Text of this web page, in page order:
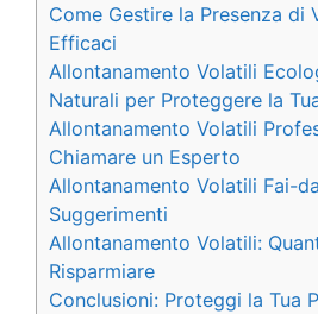
Come Gestire la Presenza di
Efficaci
Allontanamento Volatili
Naturali per Proteggere la
Allontanamento Volatili
Chiamare un Esperto
Allontanamento Volatili Fai-
Suggerimenti
Allontanamento Volatili:
Risparmiare
Conclusioni: Proteggi la Tua